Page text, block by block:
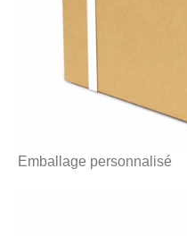
Emballage personnalisé